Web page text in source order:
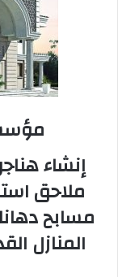
إنشاء
ملاحق
مسابح
المنازل